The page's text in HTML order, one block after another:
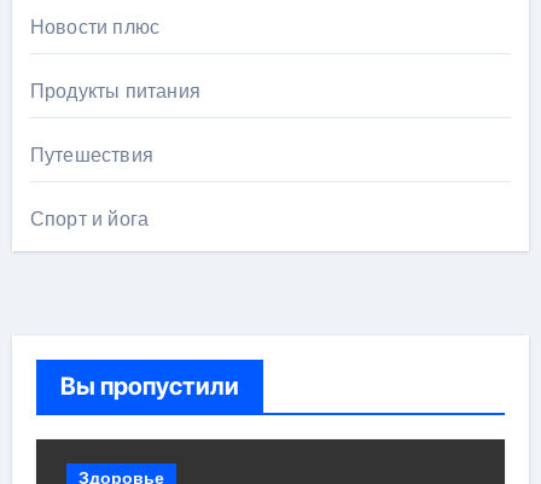
Новости плюс
Продукты питания
Путешествия
Спорт и йога
Вы пропустили
Здоровье